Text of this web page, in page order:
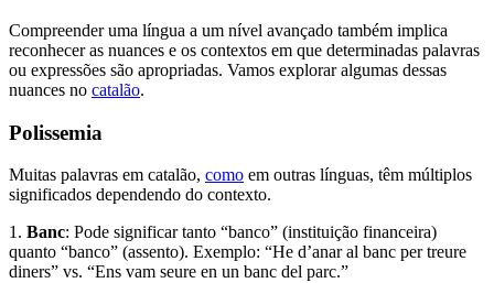
Compreender uma língua a um nível avançado também implica
reconhecer as nuances e os contextos em que determinadas palavras
ou expressões são apropriadas. Vamos explorar algumas dessas
nuances no catalão.
Polissemia
Muitas palavras em catalão, como em outras línguas, têm múltiplos
significados dependendo do contexto.
1. Banc: Pode significar tanto “banco” (instituição financeira)
quanto “banco” (assento). Exemplo: “He d’anar al banc per treure
diners” vs. “Ens vam seure en un banc del parc.”